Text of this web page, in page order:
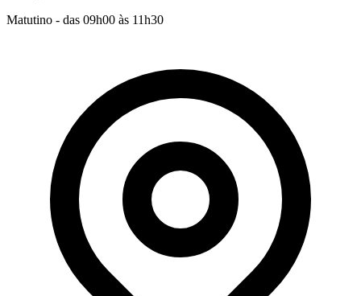
Matutino - das 09h00 às 11h30